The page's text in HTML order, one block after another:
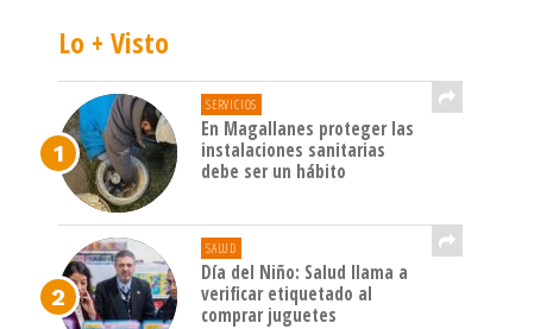
Lo + Visto
SERVICIOS
En Magallanes proteger las
instalaciones sanitarias
debe ser un hábito
SALUD
Día del Niño: Salud llama a
verificar etiquetado al
comprar juguetes